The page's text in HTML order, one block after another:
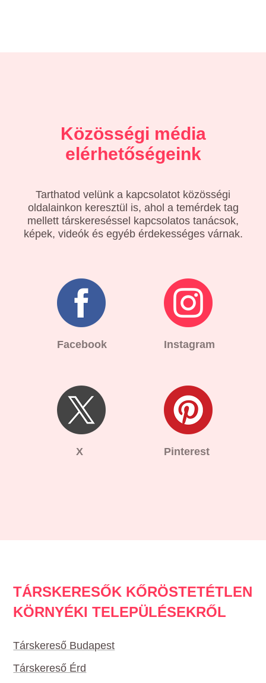
Közösségi média
elérhetőségeink
Tarthatod velünk a kapcsolatot közösségi
oldalainkon keresztül is, ahol a temérdek tag
mellett társkereséssel kapcsolatos tanácsok,
képek, videók és egyéb érdekességes várnak.
Facebook Instagram
X Pinterest
TÁRSKERESŐK KŐRÖSTETÉTLEN
KÖRNYÉKI TELEPÜLÉSEKRŐL
Társkereső Budapest
Társkereső Érd